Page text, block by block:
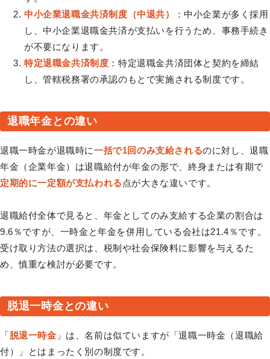
中小企業退職金共済制度（中退共）
：中小企業が多く採用
し、中小企業退職金共済が支払いを行うため、事務手続き
が不要になります。
特定退職金共済制度 ：特定退職金共済団体と契約を締結
し、管轄税務署の承認のもとで実施される制度です。
退職年金との違い
退職一時金が退職時に一括で1回のみ支給されるのに対し、退職
年金（企業年金）は退職給付が年金の形で、終身または有期で
定期的に一定額が支払われる 点が大きな違いです。
退職給付全体で見ると、年金としてのみ支給する企業の割合は
9.6％ですが、一時金と年金を併用している会社は21.4％です。
受け取り方法の選択は、税制や社会保険料に影響を与えるた
め、慎重な検討が必要です。
脱退一時金との違い
「脱退一時金 」は、名前は似ていますが「退職一時金（退職給
付）」とはまったく別の制度です。